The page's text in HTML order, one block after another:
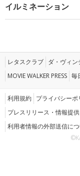
イルミネーション
レタスクラブ ダ・ヴィン
MOVIE WALKER PRESS 毎
利用規約 プライバシーポ
プレスリリース・情報提供
利用者情報の外部送信に